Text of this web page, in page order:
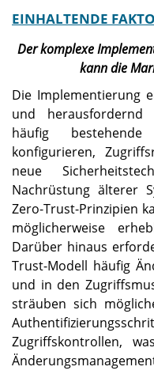
EINHALTENDE
Der komplexe
kann die
Die Implementierung
und herausfordernd
häufig bestehende
konfigurieren,
neue
Nachrüstung älterer
Zero-Trust-Prinzipien
möglicherweise
Darüber hinaus
Trust-Modell häufig
und in den
sträuben sich
Zugriffskontrollen,